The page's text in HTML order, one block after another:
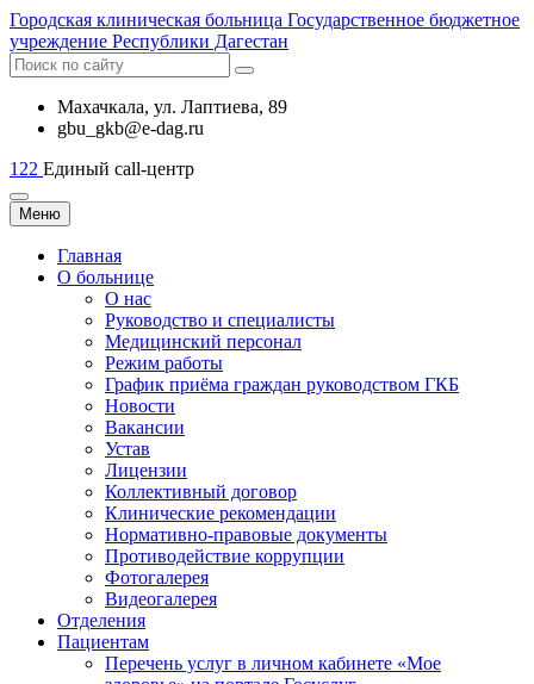
Городская клиническая больница Государственное бюджетное
учреждение Республики Дагестан
Махачкала, ​ул. Лаптиева, 89
gbu_gkb@e-dag.ru
122 Единый call-центр
Меню
Главная
О больнице
О нас
Руководство и специалисты
Медицинский персонал
Режим работы
График приёма граждан руководством ГКБ
Новости
Вакансии
Устав
Лицензии
Коллективный договор
Клинические рекомендации
Нормативно-правовые документы
Противодействие коррупции
Фотогалерея
Видеогалерея
Отделения
Пациентам
Перечень услуг в личном кабинете «Мое